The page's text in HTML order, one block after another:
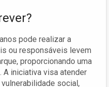
pode realizar a
ou responsáveis levem
proporcionando uma
A iniciativa visa atender
social,